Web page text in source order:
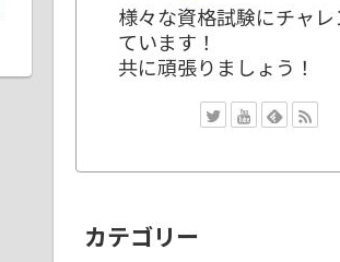
様々な資格試験にチャレ
ています！
共に頑張りましょう！
カテゴリー